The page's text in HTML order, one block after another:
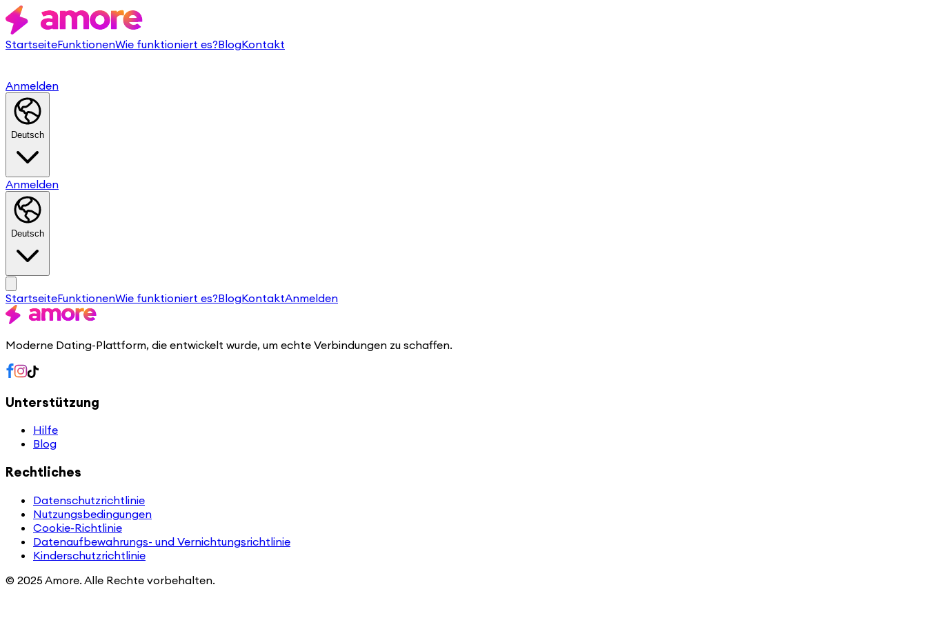
StartseiteFunktionenWie funktioniert es?BlogKontakt
Anmelden
Deutsch
Anmelden
Deutsch
StartseiteFunktionenWie funktioniert es?BlogKontaktAnmelden
Moderne Dating-Plattform, die entwickelt wurde, um echte Verbindungen zu schaffen.
Unterstützung
Hilfe
Blog
Rechtliches
Datenschutzrichtlinie
Nutzungsbedingungen
Cookie-Richtlinie
Datenaufbewahrungs- und Vernichtungsrichtlinie
Kinderschutzrichtlinie
© 2025 Amore. Alle Rechte vorbehalten.